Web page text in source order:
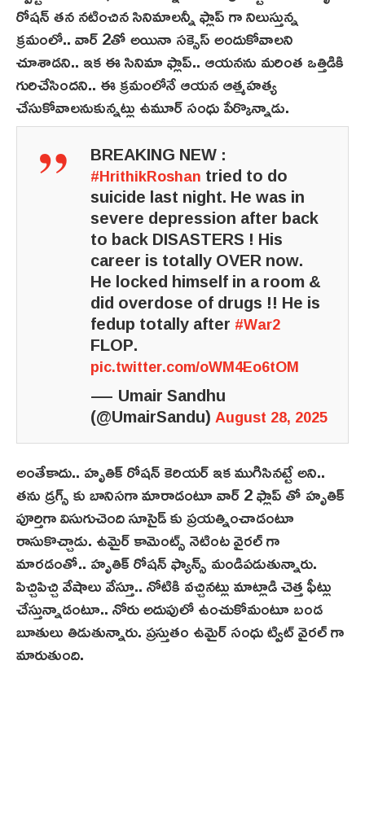
రోషన్ తన నటించిన సినిమాలన్నీ ఫ్లాప్ గా నిలుస్తున్న
క్ర‌మంలో.. వార్ 2తో అయినా సక్సెస్ అందుకోవాలని
చూశాడ‌ని.. ఇక‌ ఈ సినిమా ఫ్లాప్.. ఆయ‌న‌ను మరింత ఒత్తిడికి
గురిచేసిందని.. ఈ క్రమంలోనే ఆయన ఆత్మహత్య
చేసుకోవాలనుకున్నట్లు ఉమూర్ సంధు పేర్కొన్నాడు.
BREAKING NEW :
#HrithikRoshan tried to do
suicide last night. He was in
severe depression after back
to back DISASTERS ! His
career is totally OVER now.
He locked himself in a room &
did overdose of drugs !! He is
fedup totally after #War2
FLOP.
pic.twitter.com/oWM4Eo6tOM
— Umair Sandhu
(@UmairSandu)August 28, 2025
అంతేకాదు.. హృతిక్ రోషన్ కెరియర్ ఇక ముగిసినట్టే అని..
తను డ్రగ్స్ కు బానిసగా మారాడంటూ వార్ 2 ఫ్లాప్ తో హృతిక్
పూర్తిగా విసుగుచెంది సూసైడ్ కు ప్రయత్నించాడంటూ
రాసుకొచ్చాడు. ఉమైర్‌ కామెంట్స్ నెటింట‌ వైరల్ గా
మారడంతో.. హృతిక్ రోషన్ ఫ్యాన్స్ మండిపడుతున్నారు.
పిచ్చిపిచ్చి వేషాలు వేస్తూ.. నోటికి వచ్చినట్లు మాట్లాడి చెత్త ఫీట్లు
చేస్తున్నాడంటూ.. నోరు అదుపులో ఉంచుకోమంటూ బండ
బూతులు తిడుతున్నారు. ప్రస్తుతం ఉమైర్‌ సంధు ట్విట్ వైరల్ గా
మారుతుంది.